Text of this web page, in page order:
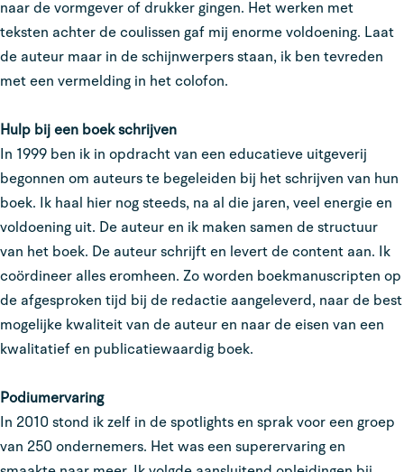
naar de vormgever of drukker gingen. Het werken met
teksten achter de coulissen gaf mij enorme voldoening. Laat
de auteur maar in de schijnwerpers staan, ik ben tevreden
met een vermelding in het colofon.
Hulp bij een boek schrijven
In 1999 ben ik in opdracht van een educatieve uitgeverij
begonnen om auteurs te begeleiden bij het schrijven van hun
boek. Ik haal hier nog steeds, na al die jaren, veel energie en
voldoening uit. De auteur en ik maken samen de structuur
van het boek. De auteur schrijft en levert de content aan. Ik
coördineer alles eromheen. Zo worden boekmanuscripten op
de afgesproken tijd bij de redactie aangeleverd, naar de best
mogelijke kwaliteit van de auteur en naar de eisen van een
kwalitatief en publicatiewaardig boek.
Podiumervaring
In 2010 stond ik zelf in de spotlights en sprak voor een groep
van 250 ondernemers. Het was een superervaring en